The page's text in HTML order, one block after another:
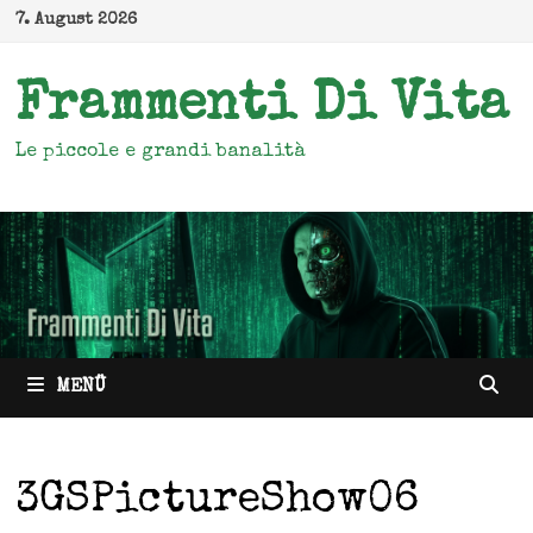
Zum
springen
7. August 2026
Frammenti Di Vita
Le piccole e grandi banalità
MENÜ
3GSPictureShow06